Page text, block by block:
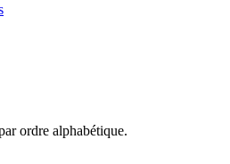
ordre alphabétique.